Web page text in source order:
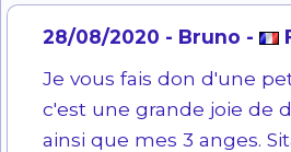
28/08/2020 - Bruno -
Je vous fais don d'une
c'est une grande joie de
ainsi que mes 3 anges.